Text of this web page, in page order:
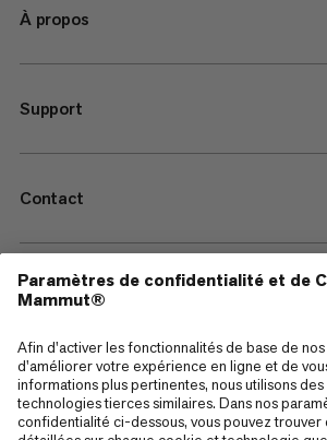
À propos
Support
Contact
—